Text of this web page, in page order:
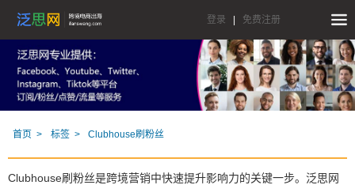
登录 免费注册
首页 标签 Clubhouse刷粉丝
Clubhouse刷粉丝是跨境营销中快速提升影响力的关键一步。泛思网